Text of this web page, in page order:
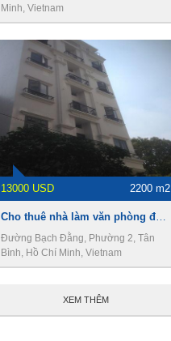
Minh, Vietnam
13000 USD 2200 m2
Đường Bạch Đằng, Phường 2, Tân
Bình, Hồ Chí Minh, Vietnam
XEM THÊM